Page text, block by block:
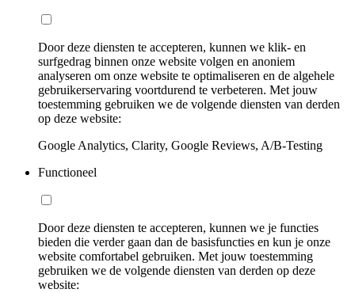
Door deze diensten te accepteren, kunnen we klik- en
surfgedrag binnen onze website volgen en anoniem
analyseren om onze website te optimaliseren en de algehele
gebruikerservaring voortdurend te verbeteren. Met jouw
toestemming gebruiken we de volgende diensten van derden
op deze website:
Google Analytics, Clarity, Google Reviews, A/B-Testing
Functioneel
Door deze diensten te accepteren, kunnen we je functies
bieden die verder gaan dan de basisfuncties en kun je onze
website comfortabel gebruiken. Met jouw toestemming
gebruiken we de volgende diensten van derden op deze
website: